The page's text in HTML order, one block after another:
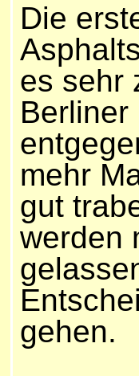
Die
es sehr
mehr
gut
werden
gehen.